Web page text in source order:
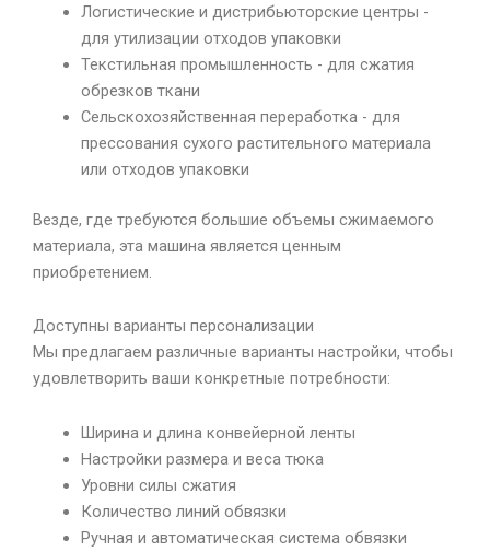
Логистические и дистрибьюторские центры -
для утилизации отходов упаковки
Текстильная промышленность - для сжатия
обрезков ткани
Сельскохозяйственная переработка - для
прессования сухого растительного материала
или отходов упаковки
Везде, где требуются большие объемы сжимаемого
материала, эта машина является ценным
приобретением.
Доступны варианты персонализации
Мы предлагаем различные варианты настройки, чтобы
удовлетворить ваши конкретные потребности:
Ширина и длина конвейерной ленты
Настройки размера и веса тюка
Уровни силы сжатия
Количество линий обвязки
Ручная и автоматическая система обвязки